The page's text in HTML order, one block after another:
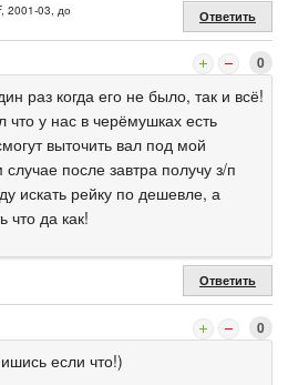
2001-03, до
Ответить
0
раз когда его не было, так и всё!
что у нас в черёмушках есть
выточить вал под мой
после завтра получу з/п
искать рейку по дешевле, а
что да как!
Ответить
0
если что!)